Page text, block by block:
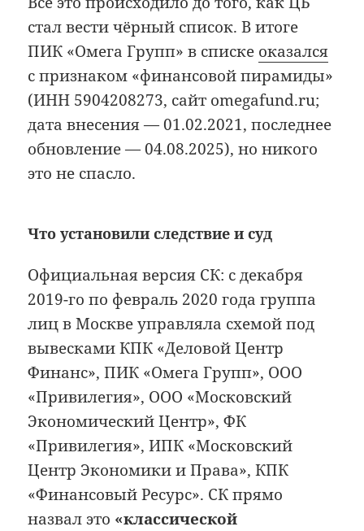
стал вести чёрный список. В итоге
ПИК «Омега Групп» в списке оказался
с признаком «финансовой пирамиды»
(ИНН 5904208273, сайт omegafund.ru;
дата внесения — 01.02.2021, последнее
обновление — 04.08.2025), но никого
это не спасло.
Что установили следствие и суд
Официальная версия СК: с декабря
2019-го по февраль 2020 года группа
лиц в Москве управляла схемой под
вывесками КПК «Деловой Центр
Финанс», ПИК «Омега Групп», ООО
«Привилегия», ООО «Московский
Экономический Центр», ФК
«Привилегия», ИПК «Московский
Центр Экономики и Права», КПК
«Финансовый Ресурс». СК прямо
назвал это «классической